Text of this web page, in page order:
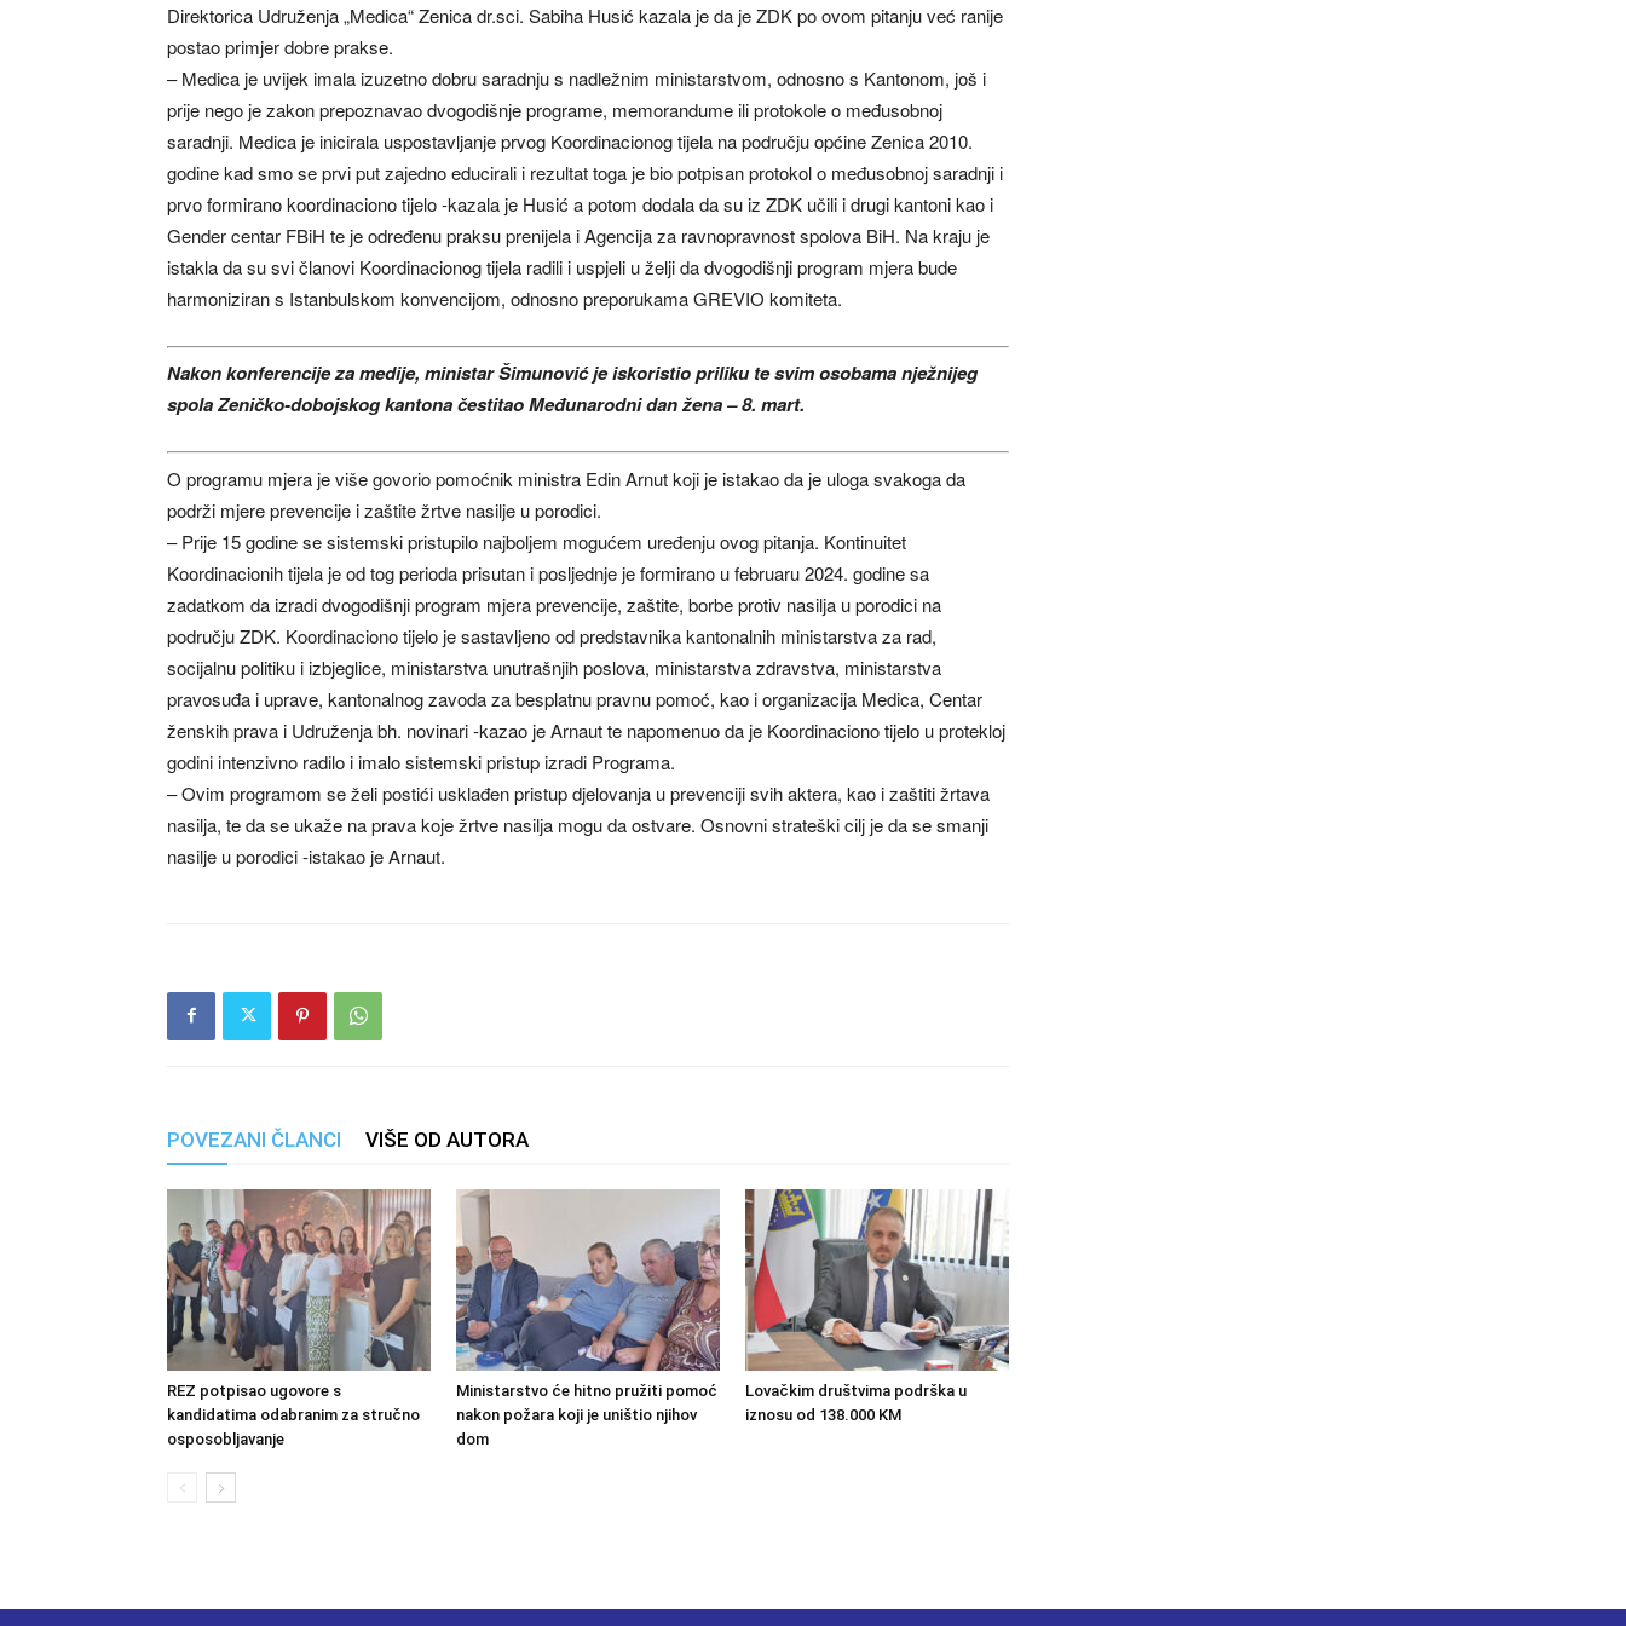
Direktorica Udruženja „Medica“ Zenica dr.sci. Sabiha Husić kazala je da je ZDK po ovom pitanju već ranije
postao primjer dobre prakse.
– Medica je uvijek imala izuzetno dobru saradnju s nadležnim ministarstvom, odnosno s Kantonom, još i
prije nego je zakon prepoznavao dvogodišnje programe, memorandume ili protokole o međusobnoj
saradnji. Medica je inicirala uspostavljanje prvog Koordinacionog tijela na području općine Zenica 2010.
godine kad smo se prvi put zajedno educirali i rezultat toga je bio potpisan protokol o međusobnoj saradnji i
prvo formirano koordinaciono tijelo -kazala je Husić a potom dodala da su iz ZDK učili i drugi kantoni kao i
Gender centar FBiH te je određenu praksu prenijela i Agencija za ravnopravnost spolova BiH. Na kraju je
istakla da su svi članovi Koordinacionog tijela radili i uspjeli u želji da dvogodišnji program mjera bude
harmoniziran s Istanbulskom konvencijom, odnosno preporukama GREVIO komiteta.
Nakon konferencije za medije, ministar Šimunović je iskoristio priliku te svim osobama nježnijeg
spola Zeničko-dobojskog kantona čestitao Međunarodni dan žena – 8. mart.
O programu mjera je više govorio pomoćnik ministra Edin Arnut koji je istakao da je uloga svakoga da
podrži mjere prevencije i zaštite žrtve nasilje u porodici.
– Prije 15 godine se sistemski pristupilo najboljem mogućem uređenju ovog pitanja. Kontinuitet
Koordinacionih tijela je od tog perioda prisutan i posljednje je formirano u februaru 2024. godine sa
zadatkom da izradi dvogodišnji program mjera prevencije, zaštite, borbe protiv nasilja u porodici na
području ZDK. Koordinaciono tijelo je sastavljeno od predstavnika kantonalnih ministarstva za rad,
socijalnu politiku i izbjeglice, ministarstva unutrašnjih poslova, ministarstva zdravstva, ministarstva
pravosuđa i uprave, kantonalnog zavoda za besplatnu pravnu pomoć, kao i organizacija Medica, Centar
ženskih prava i Udruženja bh. novinari -kazao je Arnaut te napomenuo da je Koordinaciono tijelo u protekloj
godini intenzivno radilo i imalo sistemski pristup izradi Programa.
– Ovim programom se želi postići usklađen pristup djelovanja u prevenciji svih aktera, kao i zaštiti žrtava
nasilja, te da se ukaže na prava koje žrtve nasilja mogu da ostvare. Osnovni strateški cilj je da se smanji
nasilje u porodici -istakao je Arnaut.
POVEZANI ČLANCI VIŠE OD AUTORA
REZ potpisao ugovore s
kandidatima odabranim za stručno
osposobljavanje
Ministarstvo će hitno pružiti pomoć
nakon požara koji je uništio njihov
dom
Lovačkim društvima podrška u
iznosu od 138.000 KM